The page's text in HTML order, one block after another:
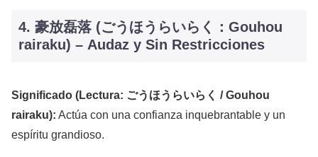
4. 豪放磊落 (ごうほうらいらく：Gouhou
rairaku) – Audaz y Sin Restricciones
Significado (Lectura: ごうほうらいらく / Gouhou
rairaku): Actúa con una confianza inquebrantable y un
espíritu grandioso.